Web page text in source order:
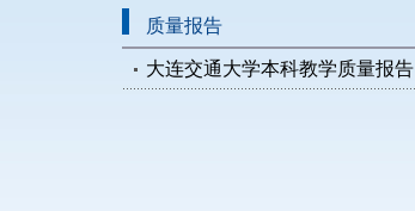
质量报告
大连交通大学本科教学质量报告